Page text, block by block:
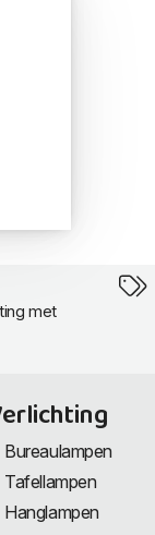
met
Bureaulampen
Tafellampen
Hanglampen